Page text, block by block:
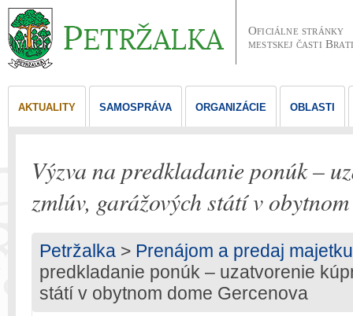
Oficiálne stránky
mestskej časti
AKTUALITY SAMOSPRÁVA ORGANIZÁCIE OBLASTI
Výzva na predkladanie ponúk –
zmlúv, garážových státí v
Petržalka > Prenájom a predaj majetku
predkladanie ponúk – uzatvorenie
státí v obytnom dome Gercenova